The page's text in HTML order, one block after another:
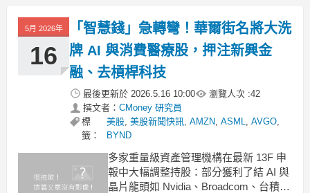
事外。 .badgeprice-container {
display
5月 2026年
16
「智慧錢」急轉彎！華爾街名將大洗
牌 AI 與消費醫療股，押注新興金
融、去槓桿科技
最後更新於 2026.5.16 10:00 瀏覽人次 :42
撰文者： CMoney 研究員
標
籤：
美股,美股新聞快訊,AMZN,ASML,AVGO,
BYND
多家重量級資產管理機構在最新 13F 申
報中大幅調整持股：部分獲利了結 AI 與
晶片龍頭如 Nvidia、Broadcom、台積